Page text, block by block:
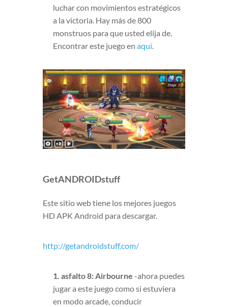
luchar con movimientos estratégicos
a la victoria. Hay más de 800
monstruos para que usted elija de.
Encontrar este juego en aquí
GetANDROIDstuff
Este sitio web tiene los mejores juegos
HD APK Android para descargar.
http://getandroidstuff.com/
1. asfalto 8: Airbourne -ahora puedes
jugar a este juego como si estuviera
en modo arcade, conducir